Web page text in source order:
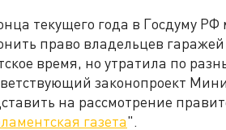
текущего года в Госдуму
право владельцев
время, но утратила по
законопроект
на рассмотрение
газета".